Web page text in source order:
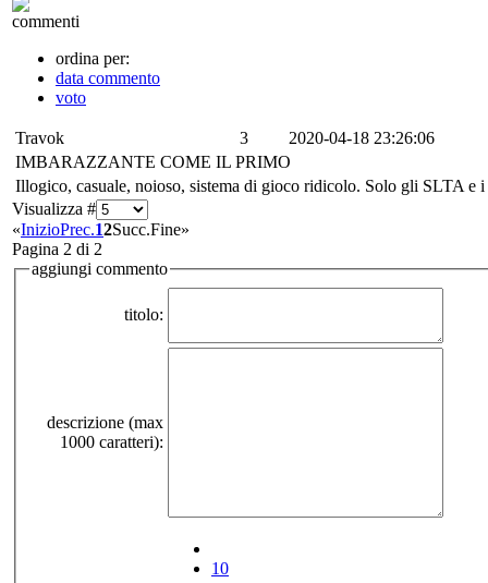
commenti
ordina per:
data commento
voto
Travok 3
2020-04-18 23:26:06
IMBARAZZANTE COME IL PRIMO
Illogico, casuale, noioso, sistema di gioco ridicolo. Solo gli SLTA e
Visualizza #
«InizioPrec.12Succ.Fine»
Pagina 2 di 2
aggiungi commento
titolo:
descrizione (max
1000 caratteri):
10